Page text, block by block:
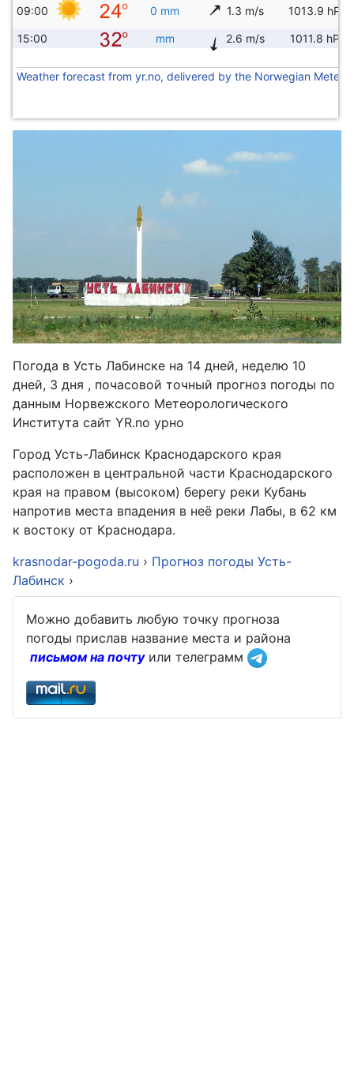
09:00 0 mm 1.3 m/s 1013.9 hPa
15:00 mm 2.6 m/s 1011.8 hPa
Weather forecast from yr.no, delivered by the Norwegian
Погода в Усть Лабинске на 14 дней, неделю 10
дней, 3 дня , почасовой точный прогноз погоды по
данным Норвежского Метеорологического
Института сайт YR.no урно
Город Усть-Лабинск Краснодарского края
расположен в центральной части Краснодарского
края на правом (высоком) берегу реки Кубань
напротив места впадения в неё реки Лабы, в 62 км
к востоку от Краснодара.
krasnodar-pogoda.ru › Прогноз погоды Усть-
Лабинск ›
Можно добавить любую точку прогноза
погоды прислав название места и района
письмом на почтуили телеграмм